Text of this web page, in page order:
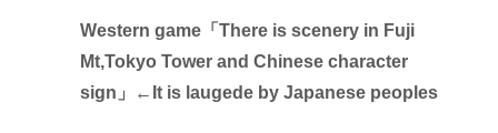
Western game「There is scenery in Fuji
Mt,Tokyo Tower and Chinese character
sign」←It is laugede by Japanese peoples